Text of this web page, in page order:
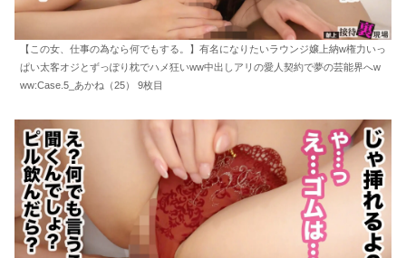
【この女、仕事の為なら何でもする。】有名になりたいラウンジ嬢上納w権力いっ
ぱい太客オジとずっぽり枕でハメ狂いww中出しアリの愛人契約で夢の芸能界へw
ww:Case.5_あかね（25） 9枚目